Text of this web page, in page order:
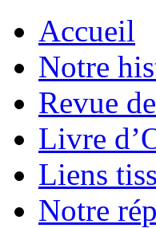
Accueil
Notre
Revue
Livre
Liens
Notre